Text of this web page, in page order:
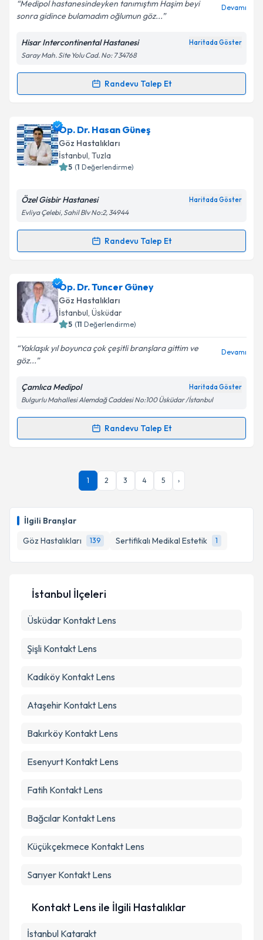
İlgili Branşlar
Göz Hastalıkları
139 Sertifikalı Medikal Estetik 1
Kişisel verilerimin işlenmesine ilişkin
Metni'ni okudum ve kişisel verilerimin belirtilen
kapsamda işlenmesini kabul ediyorum.
Medipol hastanesindeyken tanımıştım Haşim beyi
sonra gidince bulamadım oğlumun göz...
Devamı
Hisar Intercontinental Hastanesi Haritada Göster
Saray Mah. Site Yolu Cad. No: 7 34768
Randevu Talep Et
Randevu Takvimi Talebi
Doç. Dr. Haşim Usluiçin randevu takvimi talebi
oluşturun. Size bu uzmandan randevu almanız için bir
takvim hazırlandığında e-posta ile bilgilendireceğiz.
Kişisel verilerimin işlenmesine ilişkinAydınlatma
'ni okudum ve kişisel verilerimin belirtilen
Takvim Talebini Gönder
Op. Dr. Hasan Güneş
Göz Hastalıkları
İstanbul, Tuzla
5 (1 Değerlendirme)
Özel Gisbir Hastanesi Haritada Göster
Evliya Çelebi, Sahil Blv No:2, 34944
Randevu Talep Et
Randevu Takvimi Talebi
Op. Dr. Hasan Güneş için randevu takvimi talebi
oluşturun. Size bu uzmandan randevu almanız için bir
takvim hazırlandığında e-posta ile bilgilendireceğiz.
Kişisel verilerimin işlenmesine ilişkin
Aydınlatma
Metni'ni okudum ve kişisel verilerimin belirtilen
kapsamda işlenmesini kabul ediyorum.
Op. Dr. Tuncer Güney
Göz Hastalıkları
İstanbul, Üsküdar
5 (11 Değerlendirme)
Yaklaşık yıl boyunca çok çeşitli branşlara gittim ve
göz...
Devamı
Çamlıca Medipol Haritada Göster
Bulgurlu Mahallesi Alemdağ Caddesi No:100 Üsküdar /İstanbul
Randevu Talep Et
Randevu Takvimi Talebi
Op. Dr. Tuncer Güneyiçin randevu takvimi talebi
oluşturun. Size bu uzmandan randevu almanız için bir
E-posta Adresiniz
Metni'ni okudum ve kişisel verilerimin belirtilen
kapsamda işlenmesini kabul ediyorum.
1 2 3 4 5 ›
İstanbul İlçeleri
Üsküdar Kontakt Lens
Şişli Kontakt Lens
Kadıköy Kontakt Lens
Ataşehir Kontakt Lens
Bakırköy Kontakt Lens
Esenyurt Kontakt Lens
Fatih Kontakt Lens
Bağcılar Kontakt Lens
Küçükçekmece Kontakt Lens
Sarıyer Kontakt Lens
Kontakt Lens ile İlgili Hastalıklar
İstanbul Katarakt